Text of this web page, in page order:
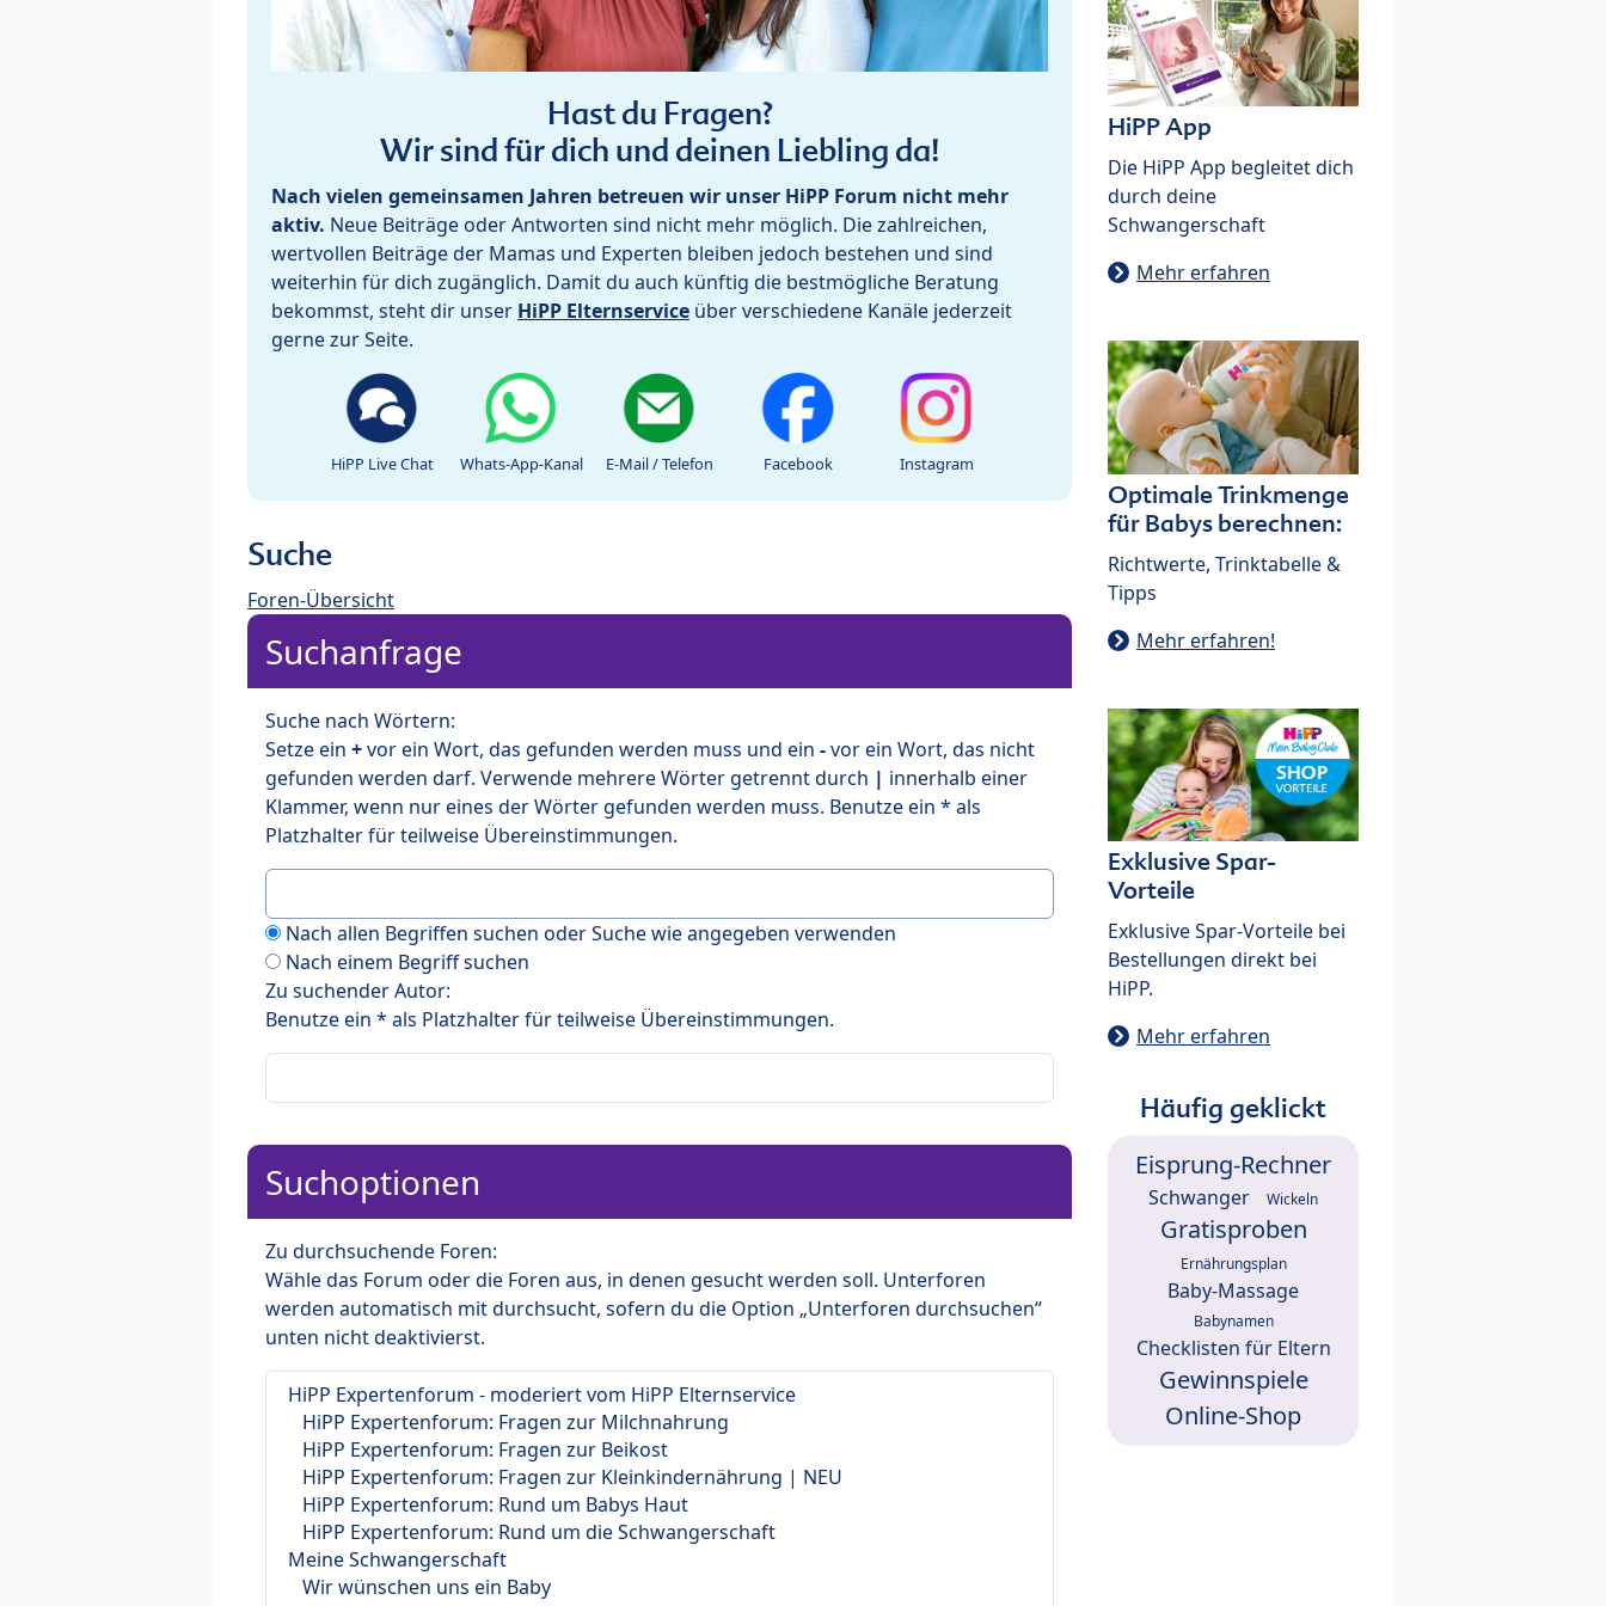
Hast du Fragen?
Wir sind für dich und deinen Liebling da!
Nach vielen gemeinsamen Jahren betreuen wir unser HiPP Forum nicht mehr
aktiv. Neue Beiträge oder Antworten sind nicht mehr möglich. Die zahlreichen,
wertvollen Beiträge der Mamas und Experten bleiben jedoch bestehen und sind
weiterhin für dich zugänglich. Damit du auch künftig die bestmögliche Beratung
bekommst, steht dir unser HiPP Elternservice über verschiedene Kanäle jederzeit
gerne zur Seite.
HiPP Live Chat Whats-App-Kanal E-Mail / Telefon Facebook Instagram
Suche
Foren-Übersicht
Suchanfrage
Suche nach Wörtern:
Setze ein +vor ein Wort, das gefunden werden muss und ein -vor ein Wort, das nicht
gefunden werden darf. Verwende mehrere Wörter getrennt durch | innerhalb einer
Klammer, wenn nur eines der Wörter gefunden werden muss. Benutze ein * als
Platzhalter für teilweise Übereinstimmungen.
Nach allen Begriffen suchen oder Suche wie angegeben verwenden
Nach einem Begriff suchen
Zu suchender Autor:
Benutze ein * als Platzhalter für teilweise Übereinstimmungen.
Suchoptionen
Zu durchsuchende Foren:
Wähle das Forum oder die Foren aus, in denen gesucht werden soll. Unterforen
werden automatisch mit durchsucht, sofern du die Option „Unterforen durchsuchen“
unten nicht deaktivierst.
HiPP App
Die HiPP App begleitet dich
durch deine
Schwangerschaft
Mehr erfahren
Optimale Trinkmenge
für Babys berechnen:
Richtwerte, Trinktabelle &
Tipps
Mehr erfahren!
Exklusive Spar-
Vorteile
Exklusive Spar-Vorteile bei
Bestellungen direkt bei
HiPP.
Mehr erfahren
Häufig geklickt
Eisprung-Rechner
Schwanger Wickeln
Gratisproben
Ernährungsplan
Baby-Massage
Babynamen
Checklisten für Eltern
Gewinnspiele
Online-Shop